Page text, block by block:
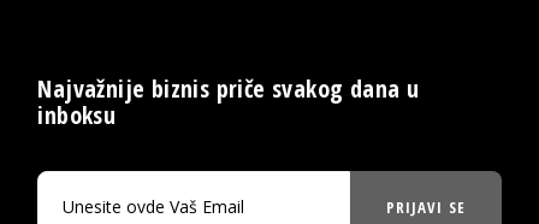
Najvažnije biznis priče svakog dana u
inboksu
PRIJAVI SE